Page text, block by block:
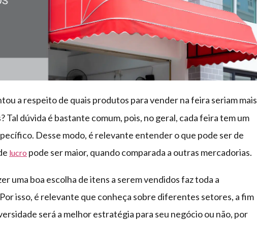
a respeito de quais produtos para vender na feira seriam mais
Tal dúvida é bastante comum, pois, no geral, cada feira tem um
Desse modo, é relevante entender o que pode ser de
lucro pode ser maior, quando comparada a outras mercadorias.
uma boa escolha de itens a serem vendidos faz toda a
isso, é relevante que conheça sobre diferentes setores, a fim
será a melhor estratégia para seu negócio ou não, por